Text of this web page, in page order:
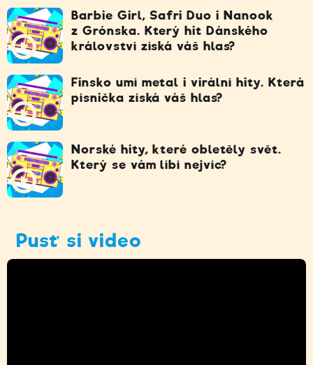
Barbie Girl, Safri Duo i Nanook
z Grónska. Který hit Dánského
království získá váš hlas?
Finsko umí metal i virální hity. Která
písnička získá váš hlas?
Norské hity, které obletěly svět.
Který se vám líbí nejvíc?
Pusť si video